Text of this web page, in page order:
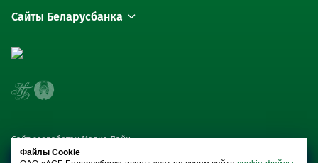
Сайты Беларусбанка
Сайт разработан Медиа Лайн
Файлы Cookie